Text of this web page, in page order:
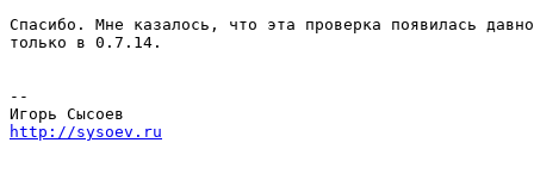
Спасибо. Мне казалось, что эта проверка появилась
только в 0.7.14.
--
http://sysoev.ru